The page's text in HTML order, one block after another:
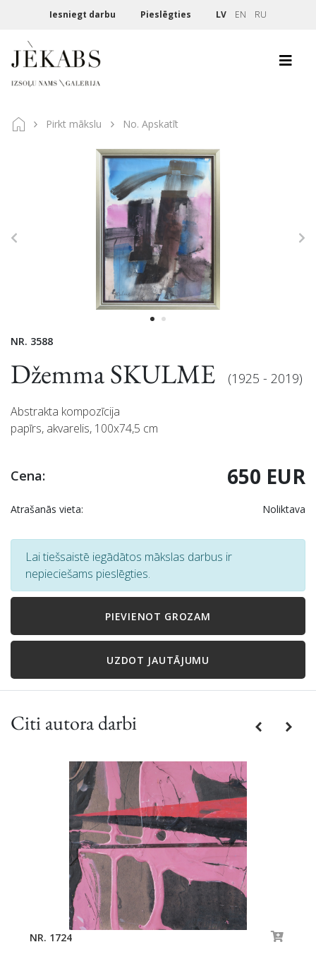
Iesniegt darbu Pieslēgties LV EN RU
Pirkt mākslu No. Apskatīt
NR. 3588
Džemma SKULME (1925 - 2019)
Abstrakta kompozīcija
papīrs, akvarelis, 100x74,5 cm
Cena: 650 EUR
Atrašanās vieta: Noliktava
Lai tiešsaistē iegādātos mākslas darbus ir
nepieciešams pieslēgties.
PIEVIENOT GROZAM
UZDOT JAUTĀJUMU
Citi autora darbi PreviousNext
NR. 1724